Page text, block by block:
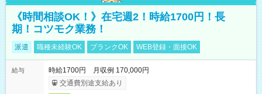
《時間相談OK！》在宅週2！時給1700円！長
期！コツモク業務！
派遣 職種未経験OK ブランクOK WEB登録・面接OK
給与
時給1700円 月収例 170,000円
交通費別途支給あり